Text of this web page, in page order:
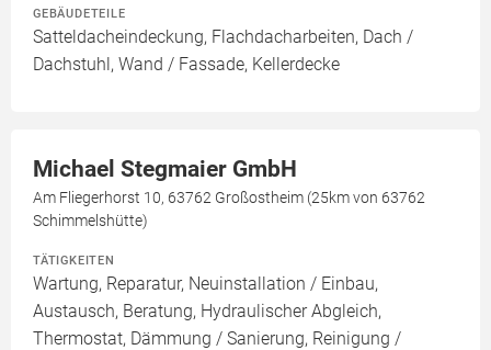
GEBÄUDETEILE
Satteldacheindeckung, Flachdacharbeiten, Dach /
Dachstuhl, Wand / Fassade, Kellerdecke
Michael Stegmaier GmbH
Am Fliegerhorst 10, 63762 Großostheim (25km von 63762
Schimmelshütte)
TÄTIGKEITEN
Wartung, Reparatur, Neuinstallation / Einbau,
Austausch, Beratung, Hydraulischer Abgleich,
Thermostat, Dämmung / Sanierung, Reinigung /